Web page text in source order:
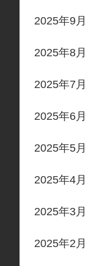
2025年9月
2025年8月
2025年7月
2025年6月
2025年5月
2025年4月
2025年3月
2025年2月